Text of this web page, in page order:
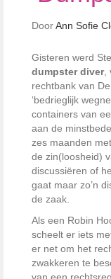
DoorAnn Sofie
Gisteren werd
dumpster diver,
rechtbank van
‘bedrieglijk
containers van
aan de
zes maanden
de zin(loosheid)
discussiëren of
gaat maar zo’n
de zaak.
Als een Robin
scheelt er iets
er net om het
zwakkeren te